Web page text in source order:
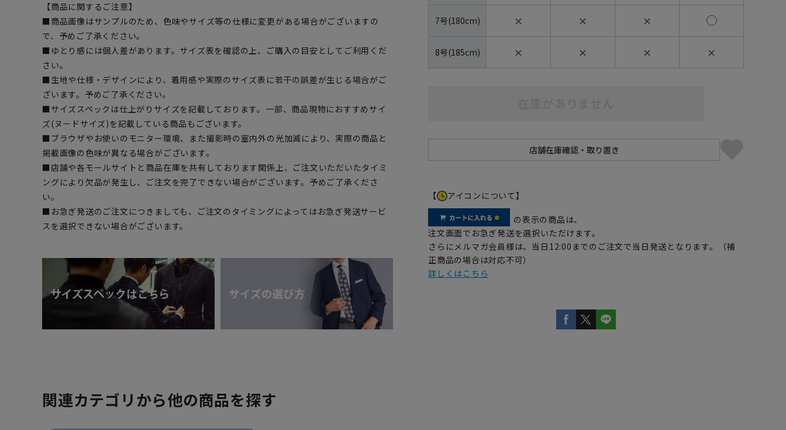
【商品に関するご注意】
■商品画像はサンプルのため、色味やサイズ等の仕様に変更がある場合がございますの
で、予めご了承ください。
■ゆとり感には個人差があります。サイズ表を確認の上、ご購入の目安としてご利用くだ
さい。
■生地や仕様・デザインにより、着用感や実際のサイズ表に若干の誤差が生じる場合がご
ざいます。予めご了承ください。
■サイズスペックは仕上がりサイズを記載しております。一部、商品現物におすすめサイ
ズ(ヌードサイズ)を記載している商品もございます。
■ブラウザやお使いのモニター環境、また撮影時の室内外の光加減により、実際の商品と
掲載画像の色味が異なる場合がございます。
■店舗や各モールサイトと商品在庫を共有しております関係上、ご注文いただいたタイミ
ングにより欠品が発生し、ご注文を完了できない場合がございます。予めご了承くださ
い。
■お急ぎ発送のご注文につきましても、ご注文のタイミングによってはお急ぎ発送サービ
スを選択できない場合がございます。
7号(180cm) ✕ ✕ ✕
8号(185cm) ✕ ✕ ✕ ✕
【 アイコンについて】
の表示の商品は、
注文画面でお急ぎ発送を選択いただけます。
さらにメルマガ会員様は、当日12:00までのご注文で当日発送となります。（補
正商品の場合は対応不可）
詳しくはこちら
関連カテゴリから他の商品を探す